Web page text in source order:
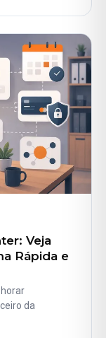
Veja
Rápida e
da